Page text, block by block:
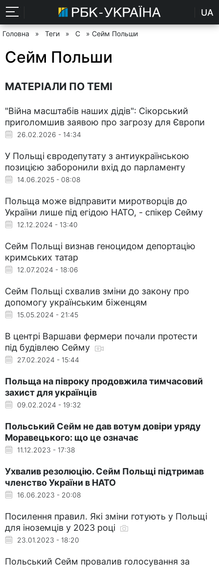
UA
Головна » Теги » С » Сейм Польши
Сейм Польши
МАТЕРІАЛИ ПО ТЕМІ
"Війна масштабів наших дідів": Сікорський
приголомшив заявою про загрозу для Європи
26.02.2026 - 14:34
У Польщі євродепутату з антиукраїнською
позицією заборонили вхід до парламенту
14.06.2025 - 08:08
Польща може відправити миротворців до
України лише під егідою НАТО, - спікер Сейму
12.12.2024 - 13:40
Сейм Польщі визнав геноцидом депортацію
кримських татар
12.07.2024 - 18:06
Сейм Польщі схвалив зміни до закону про
допомогу українським біженцям
15.05.2024 - 21:45
В центрі Варшави фермери почали протести
під будівлею Сейму
27.02.2024 - 15:44
Польща на півроку продовжила тимчасовий
захист для українців
09.02.2024 - 19:32
Польський Сейм не дав вотум довіри уряду
Моравецького: що це означає
11.12.2023 - 17:38
Ухвалив резолюцію. Сейм Польщі підтримав
членство України в НАТО
16.06.2023 - 20:08
Посилення правил. Які зміни готують у Польщі
для іноземців у 2023 році
23.01.2023 - 18:20
Польський Сейм провалив голосування за